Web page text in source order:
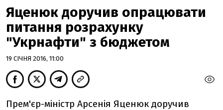
Яценюк доручив опрацювати
питання розрахунку
"Укрнафти" з бюджетом
19 СІЧНЯ 2016, 11:00
Прем'єр-міністр Арсенія Яценюк доручив